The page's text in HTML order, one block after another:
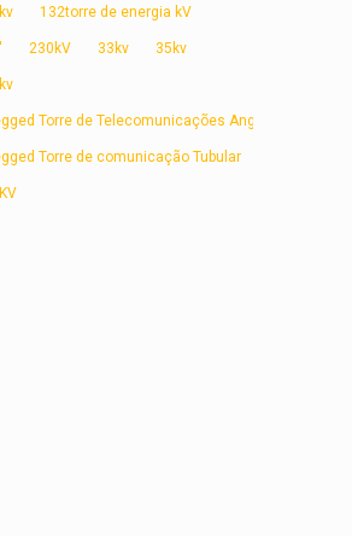
132torre de energia kV
230kV 33kv 35kv
Torre de Telecomunicações Angular
Torre de comunicação Tubular